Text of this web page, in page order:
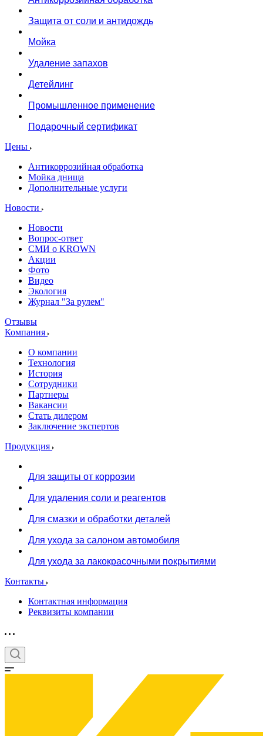
Защита от соли и антидождь
Мойка
Удаление запахов
Детейлинг
Промышленное применение
Подарочный сертификат
Цены
Антикоррозийная обработка
Мойка днища
Дополнительные услуги
Новости
Новости
Вопрос-ответ
СМИ о KROWN
Акции
Фото
Видео
Экология
Журнал "За рулем"
Отзывы
Компания
О компании
Технология
История
Сотрудники
Партнеры
Вакансии
Стать дилером
Заключение экспертов
Продукция
Для защиты от коррозии
Для удаления соли и реагентов
Для смазки и обработки деталей
Для ухода за салоном автомобиля
Для ухода за лакокрасочными покрытиями
Контакты
Контактная информация
Реквизиты компании